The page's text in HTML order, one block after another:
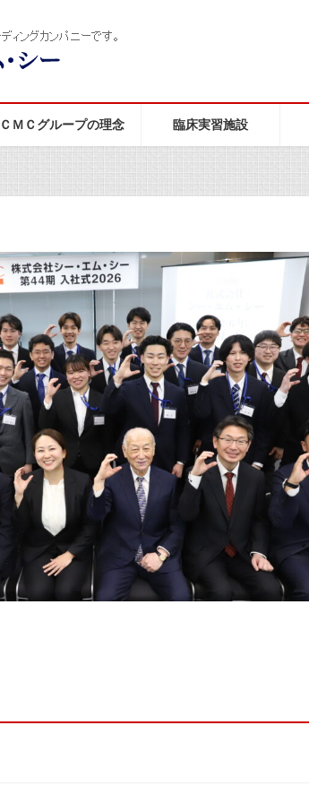
ＭＣグループの理念 臨床実習施設